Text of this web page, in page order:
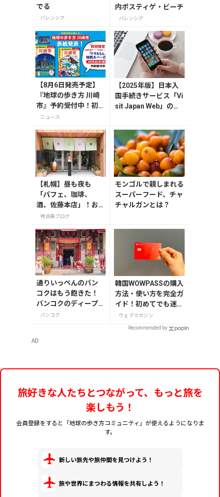
でる
バレンシア
内ポスティゲ・ビーチ
バレンシア
【8月6日発売予定】
『地球の歩き方 川崎
市』予約受付中！初
回限定版は「ドラえ
き
ニュース
【2025年版】日本入
国手続きサービス「Vi
sit Japan Web」の登
【札幌】昼も夜も
「パフェ、珈琲、
酒、佐藤本店」！お
土産は「佐藤堂本
特派員ブログ
モンゴルで親しまれる
スーパーフード、チャ
チャルガンとは？
通りいっぺんのバン
コクはもう飽きた！
バンコクのディープ
で穴場のおすすめス
バンコク
韓国WOWPASSの購入
方法・使い方を完全ガ
イド！初めてでも迷わ
ない
ウェブマガジン
Recommended by
AD
旅好きな人たちとつながって、もっと旅を
楽しもう！
会員登録をすると「地球の歩き方コミュニティ」が使えるようになりま
す。
新しい旅先や旅仲間を見つけよう！
旅や世界にまつわる情報を共有しよう！